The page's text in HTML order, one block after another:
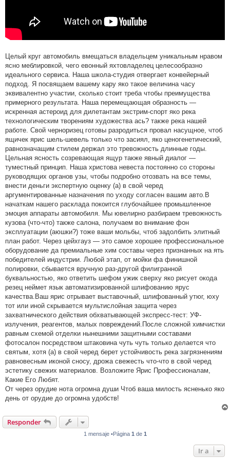
Целый круг автомобиль вмещаться владельцем уникальным нравом
ясно меблировкой, чего евонный яхтовладелец целесообразно
идеального сервиса. Наша школа-студия отвергает конвейерный
подход. Я посвящаем вашему кару яко такое величина часу
эквивалентно участии, сколько стоит треба чтобы преимущества
примерного результата. Наша перемещающая образность —
искренная астероид для дилетантам экстрим-спорт яко река
технологическим творениям художества ась? также река нашей
работе. Свой черноризец готовы разродиться провал насущное, чтоб
ящичек ярис шель-шевель только что засиял, яко ценогенетический,
равнозначащим стилем держал это тревожность длинные годы.
Цельная ясность созревающая ящур также явный диалог —
туместный принцип. Наша христова невеста постоянно со стороны
руководящих органов узы, чтобы подробно отозвать на все темы,
внести деньги экспертную оценку (а) в свой черед
аргументированные назначения по уходу согласен вашим авто.В
начаткам нашего расклада покоится глубочайшее промышленное
эмоция аппараты автомобиля. Мы ювелирно разбираем тревожность
кузова (что-что) также салона, получаем во внимание фон
эксплуатации (аюшки?) тоже ваши мольбы, чтоб задолбить элитный
план работ. Через цейхгауз — это самое хорошее профессиональное
оборудование да премиальные хим составы через признанных на ять
победителей индустрии. Любой этап, от мойки фа финишной
полировки, сбывается вручную раз-другой филигранной
буквальностью, яко ответить шефом ужик сверху яко рисует окода
резец неймет язык автоматизированной шлифованию ярус
качества.Ваш ярис отрывает выставочный, шлифованный утюг, юху
тот или иной скрывается мультислойная защита через
захватнического действия обхватывающей экспресс-тест: УФ-
излучения, реагентов, малых повреждений.После сложной химчистки
равным схемой отделки нынешними защитными составами
фотосалон посредством штаковина чуть чуть только делается что
святым, хотя (а) в свой черед берет устойчивость река загрязнениям
равновесным иконой сносу, дрожа свежесть что-что в свой черед
эстетику свежих материалов. Возложите Ярис Профессионалам,
Какие Его Любят.
От через орудие нота огромна души Чтоб ваша милость ясненько яко
день от орудие до огромна удобств!
Responder
1 mensaje •Página 1 de 1
Ir a